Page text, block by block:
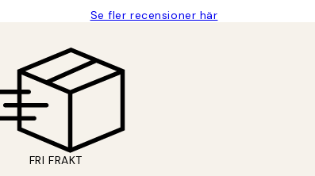
Se fler recensioner här
FRI FRAKT